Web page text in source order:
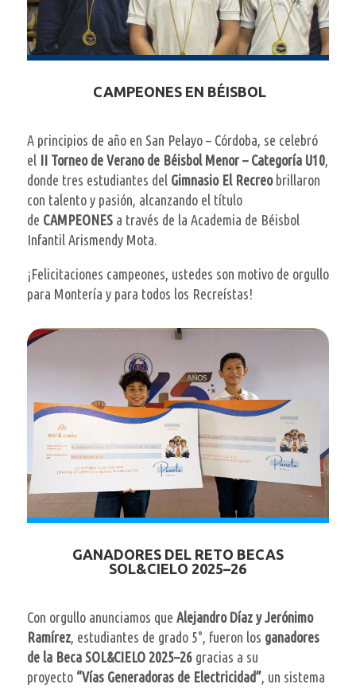
CAMPEONES EN BÉISBOL
A principios de año en San Pelayo – Córdoba, se celebró
el II Torneo de Verano de Béisbol Menor – Categoría U10,
donde tres estudiantes del Gimnasio El Recreobrillaron
con talento y pasión, alcanzando el título
de CAMPEONESa través de la Academia de Béisbol
Infantil Arismendy Mota.
¡Felicitaciones campeones, ustedes son motivo de orgullo
para Montería y para todos los Recreístas!
GANADORES DEL RETO BECAS
SOL&CIELO 2025–26
Con orgullo anunciamos que Alejandro Díaz y Jerónimo
Ramírez, estudiantes de grado 5°, fueron los ganadores
de la Beca SOL&CIELO 2025–26gracias a su
proyecto “Vías Generadoras de Electricidad”, un sistema